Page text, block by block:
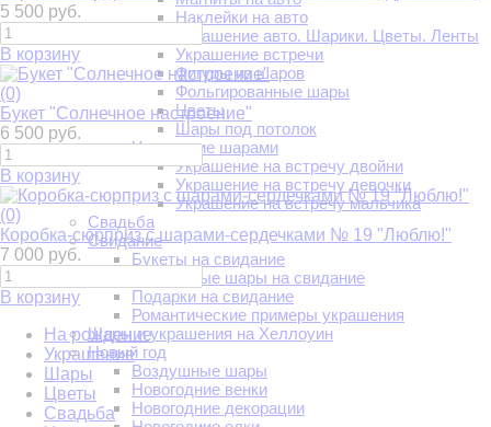
Наклейки на авто
Украшение авто. Шарики. Цветы. Ленты
Украшение встречи
Фигуры из шаров
Фольгированные шары
Цветы
Шары под потолок
Украшение шарами
Украшение на встречу двойни
Украшение на встречу девочки
Украшение на встречу мальчика
Свадьба
Свидание
Букеты на свидание
Воздушные шары на свидание
Подарки на свидание
Романтические примеры украшения
Шары и украшения на Хеллоуин
Новый год
Воздушные шары
Новогодние венки
Новогодние декорации
5 500 руб.
В корзину
(0)
Букет "Солнечное настроение"
6 500 руб.
В корзину
(0)
Коробка-сюрприз с шарами-сердечками № 19 "Люблю!"
7 000 руб.
В корзину
На рождение
Украшение
Шары
Цветы
Свадьба